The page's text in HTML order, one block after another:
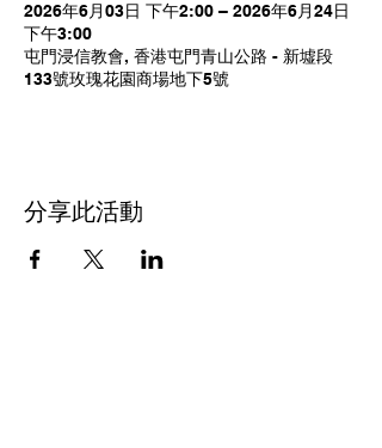
2026年6月03日 下午2:00 – 2026年6月24日
下午3:00
屯門浸信教會, 香港屯門青山公路 - 新墟段
133號玫瑰花園商場地下5號
分享此活動